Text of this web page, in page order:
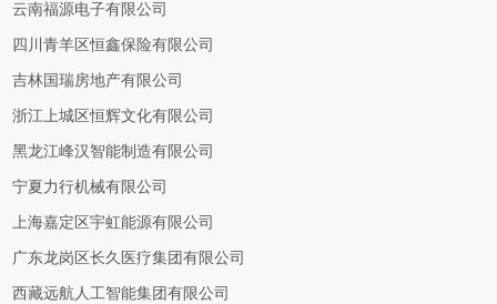
云南福源电子有限公司
四川青羊区恒鑫保险有限公司
吉林国瑞房地产有限公司
浙江上城区恒辉文化有限公司
黑龙江峰汉智能制造有限公司
宁夏力行机械有限公司
上海嘉定区宇虹能源有限公司
广东龙岗区长久医疗集团有限公司
西藏远航人工智能集团有限公司